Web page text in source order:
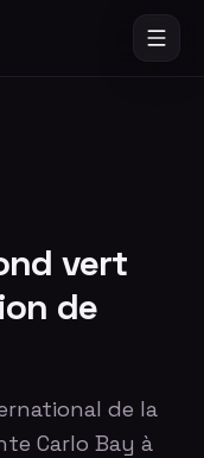
vert
de
de la
Carlo Bay à